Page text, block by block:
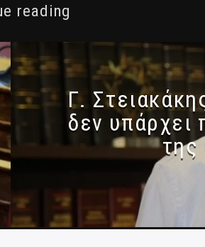
reading
Γ.
δεν υπάρχει
της